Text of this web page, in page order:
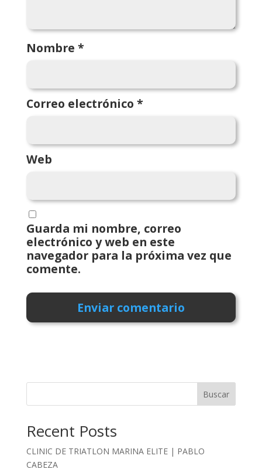
Nombre *
Correo electrónico *
Web
Guarda mi nombre, correo
electrónico y web en este
navegador para la próxima vez que
comente.
Buscar
Recent Posts
CLINIC DE TRIATLON MARINA ELITE | PABLO
CABEZA